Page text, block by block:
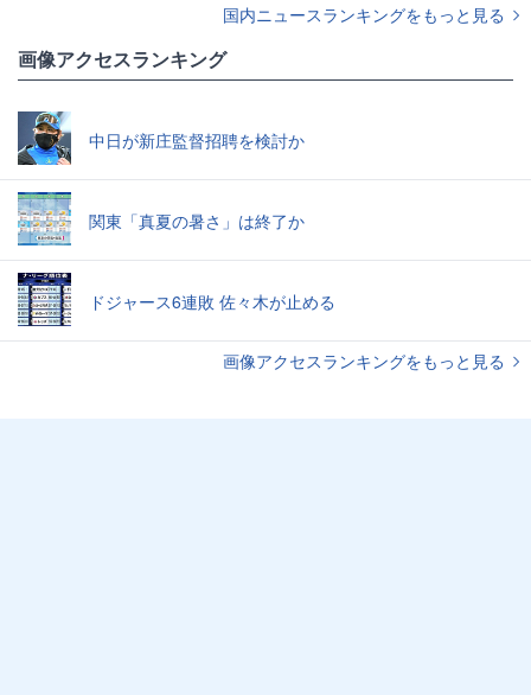
国内ニュースランキングをもっと見る
画像アクセスランキング
中日が新庄監督招聘を検討か
関東「真夏の暑さ」は終了か
ドジャース6連敗 佐々木が止める
画像アクセスランキングをもっと見る